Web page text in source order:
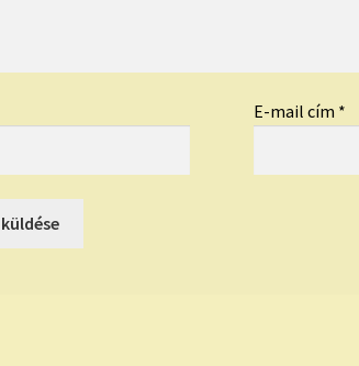
E-mail cím *